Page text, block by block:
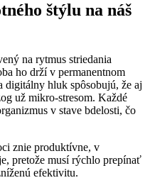
štýlu na náš
na rytmus striedania
ho drží v permanentnom
digitálny hluk spôsobujú, že aj
už mikro-stresom. Každé
v stave bdelosti, čo
znie produktívne, v
pretože musí rýchlo prepínať
efektivitu.